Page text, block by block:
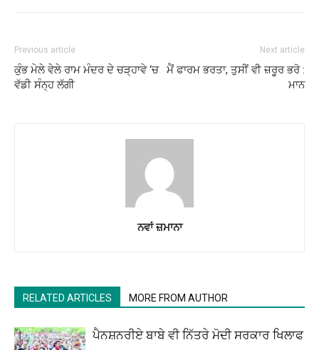
Previous article
ਕੁੰਭ ਮੇਲੇ ਵੇਲੇ ਰਾਮ ਮੰਦਰ ਦੇ ਚੜ੍ਹਾਵੇ ‘ਚ
ਵੱਡੀ ਸੰਨ੍ਹ ਲੱਗੀ
Next article
ਮੈਂ ਫਾਰਮ ਭਰਤਾ, ਤੁਸੀਂ ਵੀ ਜ਼ਰੂਰ ਭਰੋ :
ਮਾਨ
ਨਵਾਂ ਜ਼ਮਾਨਾ
RELATED ARTICLES MORE FROM AUTHOR
ਪੈਨਸ਼ਨਰੀਏ ਬਾਬੇ ਵੀ ਨਿੱਤਰੇ ਮੋਦੀ ਸਰਕਾਰ ਖਿਲਾਫ